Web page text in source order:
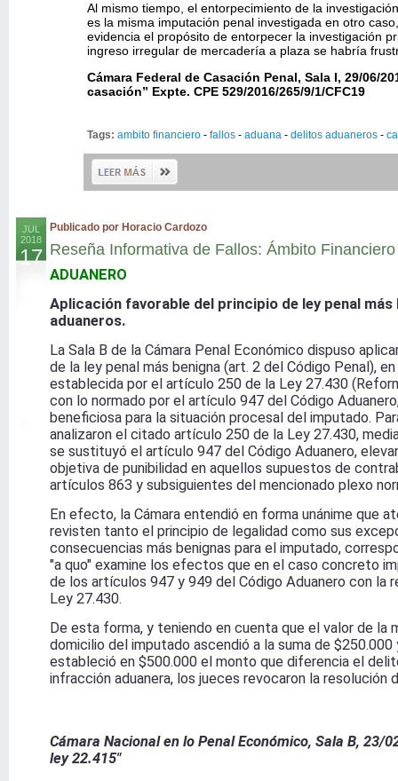
Al mismo tiempo, el entorpecimiento de la
es la misma imputación penal investigada en otro
evidencia el propósito de entorpecer la investigación
ingreso irregular de mercadería a plaza se habría
Cámara Federal de Casación Penal, Sala I, 29/06/
casación” Expte. CPE 529/2016/265/9/1/CFC19
Tags: ambito financiero - fallos - aduana - delitos aduaneros -
JUL
2018
17
Publicado por Horacio Cardozo
Reseña Informativa de Fallos: Ámbito
ADUANERO
Aplicación favorable del principio de ley penal más
aduaneros.
La Sala B de la Cámara Penal Económico dispuso
de la ley penal más benigna (art. 2 del Código Penal),
establecida por el artículo 250 de la Ley 27.430
con lo normado por el artículo 947 del Código
beneficiosa para la situación procesal del imputado.
analizaron el citado artículo 250 de la Ley 27.430,
se sustituyó el artículo 947 del Código Aduanero,
objetiva de punibilidad en aquellos supuestos de
artículos 863 y subsiguientes del mencionado plexo
En efecto, la Cámara entendió en forma unánime que
revisten tanto el principio de legalidad como sus
consecuencias más benignas para el imputado,
"a quo" examine los efectos que en el caso concreto
de los artículos 947 y 949 del Código Aduanero con la
Ley 27.430.
De esta forma, y teniendo en cuenta que el valor de la
domicilio del imputado ascendió a la suma de
estableció en $500.000 el monto que diferencia el
infracción aduanera, los jueces revocaron la resolución
Cámara Nacional en lo Penal Económico, Sala B, 23/
ley 22.415"